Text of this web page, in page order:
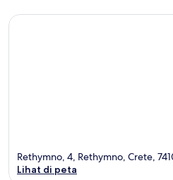
Rethymno, 4, Rethymno, Crete,
Lihat di peta